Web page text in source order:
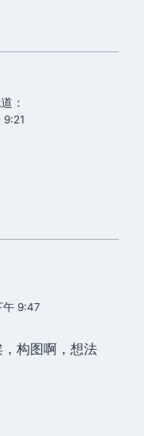
：
9:21
午 9:47
构图啊，想法